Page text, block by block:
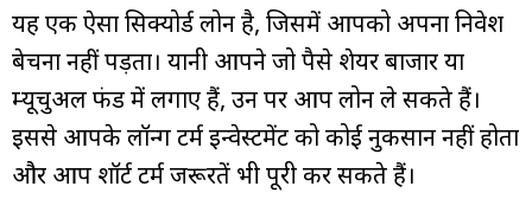
यह एक ऐसा सिक्योर्ड लोन है, जिसमें आपको अपना निवेश
बेचना नहीं पड़ता। यानी आपने जो पैसे शेयर बाजार या
म्यूचुअल फंड में लगाए हैं, उन पर आप लोन ले सकते हैं।
इससे आपके लॉन्ग टर्म इन्वेस्टमेंट को कोई नुकसान नहीं होता
और आप शॉर्ट टर्म जरूरतें भी पूरी कर सकते हैं।